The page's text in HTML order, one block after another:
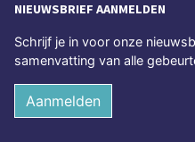
NIEUWSBRIEF AANMELDEN
Schrijf je in voor onze
samenvatting van alle
Aanmelden